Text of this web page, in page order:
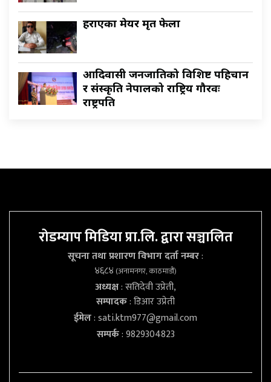
हराएका मेयर मृत फेला
आदिवासी जनजातिको विशिष्ट पहिचान
र संस्कृति नेपालको राष्ट्रिय गौरवः
राष्ट्रपति
रोडम्याप मिडिया प्रा.लि. द्वारा सञ्चालित
सूचना तथा प्रशारण विभाग दर्ता नम्बर:
४६८४(अनामनगर, काठमाडौं)
अध्यक्ष: सतिदेवी उप्रेती,
सम्पादक: डिआर उप्रेती
ईमेल:sati.ktm977@gmail.com
सम्पर्क: 9829304823